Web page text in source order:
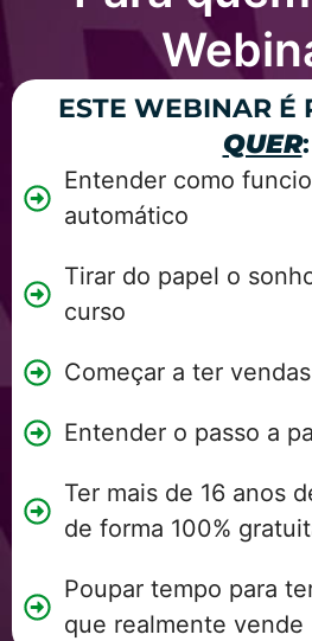
ESTE WEBINAR É
QUER:
Entender como
automático
Tirar do papel o
curso
Começar a ter
Entender o passo a
Ter mais de 16 anos
de forma 100%
Poupar tempo para
que realmente vende